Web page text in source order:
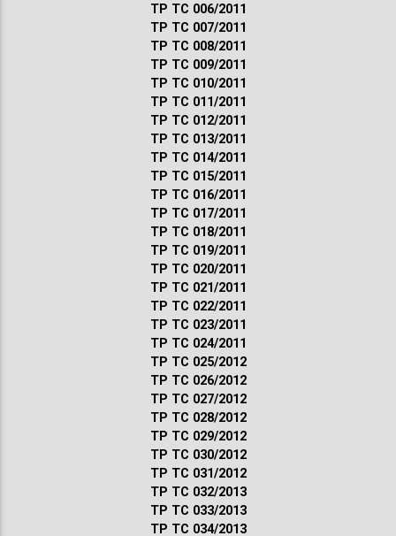
ТР ТС 006/2011
ТР ТС 007/2011
ТР ТС 008/2011
ТР ТС 009/2011
ТР ТС 010/2011
ТР ТС 011/2011
ТР ТС 012/2011
ТР ТС 013/2011
ТР ТС 014/2011
ТР ТС 015/2011
ТР ТС 016/2011
ТР ТС 017/2011
ТР ТС 018/2011
ТР ТС 019/2011
ТР ТС 020/2011
ТР ТС 021/2011
ТР ТС 022/2011
ТР ТС 023/2011
ТР ТС 024/2011
ТР ТС 025/2012
ТР ТС 026/2012
ТР ТС 027/2012
ТР ТС 028/2012
ТР ТС 029/2012
ТР ТС 030/2012
ТР ТС 031/2012
ТР ТС 032/2013
ТР ТС 033/2013
ТР ТС 034/2013